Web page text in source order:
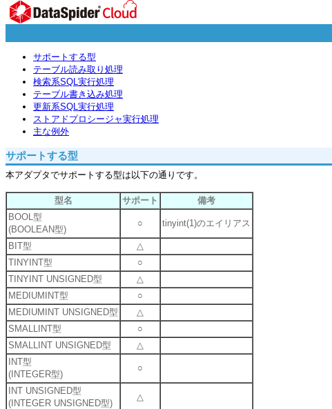
サポートする型
テーブル読み取り処理
検索系SQL実行処理
テーブル書き込み処理
更新系SQL実行処理
ストアドプロシージャ実行処理
主な例外
サポートする型
本アダプタでサポートする型は以下の通りです。
型名 サポート
備考
BOOL型
(BOOLEAN型)
○ tinyint(1)のエイリアス
BIT型
△
TINYINT型
○
TINYINT UNSIGNED型
△
MEDIUMINT型
○
MEDIUMINT UNSIGNED型
△
SMALLINT型
○
SMALLINT UNSIGNED型
△
INT型
(INTEGER型)
○
INT UNSIGNED型
(INTEGER UNSIGNED型)
△